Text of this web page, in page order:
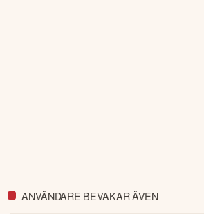
ANVÄNDARE BEVAKAR ÄVEN